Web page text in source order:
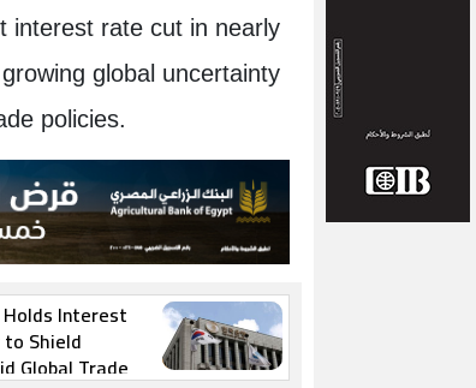
interest rate cut in nearly
global uncertainty
policies.
Interest
Shield
Global Trade